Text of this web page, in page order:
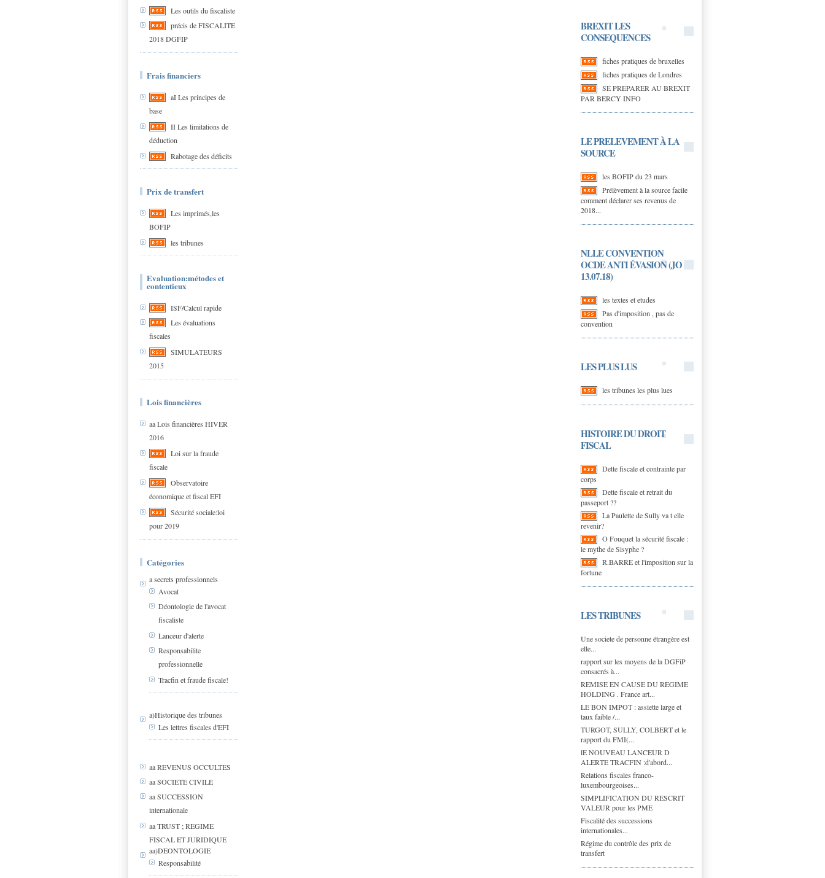
Les outils du fiscaliste
précis de FISCALITE
2018 DGFIP
Frais financiers
aI Les principes de
base
II Les limitations de
déduction
Rabotage des déficits
Prix de transfert
Les imprimés,les
BOFIP
les tribunes
Evaluation:métodes et
contentieux
ISF/Calcul rapide
Les évaluations
fiscales
SIMULATEURS
2015
Lois financières
aa Lois financières HIVER
2016
Loi sur la fraude
fiscale
Observatoire
économique et fiscal EFI
Sécurité sociale:loi
pour 2019
Catégories
a secrets professionnels
Avocat
Déontologie de l'avocat
fiscaliste
Lanceur d'alerte
Responsabilite
professionnelle
Tracfin et fraude fiscale!
a)Historique des tribunes
Les lettres fiscales d'EFI
aa REVENUS OCCULTES
aa SOCIETE CIVILE
aa SUCCESSION
internationale
aa TRUST ; REGIME
FISCAL ET JURIDIQUE
aa)DEONTOLOGIE
Responsabilité
BREXIT LES
CONSEQUENCES
fiches pratiques de bruxelles
fiches pratiques de Londres
SE PREPARER AU BREXIT
PAR BERCY INFO
LE PRELEVEMENT À LA
SOURCE
les BOFIP du 23 mars
Prélèvement à la source facile
comment déclarer ses revenus de
2018...
NLLE CONVENTION
OCDE ANTI ÉVASION (JO
13.07.18)
les textes et etudes
Pas d'imposition , pas de
convention
LES PLUS LUS
les tribunes les plus lues
HISTOIRE DU DROIT
FISCAL
Dette fiscale et contrainte par
corps
Dette fiscale et retrait du
passeport ??
La Paulette de Sully va t elle
revenir?
O Fouquet la sécurité fiscale :
le mythe de Sisyphe ?
R.BARRE et l'imposition sur la
fortune
LES TRIBUNES
Une societe de personne étrangère est
elle...
rapport sur les moyens de la DGFiP
consacrés à...
REMISE EN CAUSE DU REGIME
HOLDING . France art...
LE BON IMPOT : assiette large et
taux faible /...
TURGOT, SULLY, COLBERT et le
rapport du FMI(...
lE NOUVEAU LANCEUR D
ALERTE TRACFIN :d'abord...
Relations fiscales franco-
luxembourgeoises...
SIMPLIFICATION DU RESCRIT
VALEUR pour les PME
Fiscalité des successions
internationales...
Régime du contrôle des prix de
transfert